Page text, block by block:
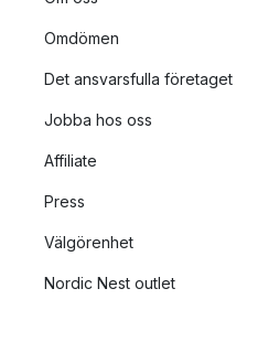
Omdömen
Det ansvarsfulla företaget
Jobba hos oss
Affiliate
Press
Välgörenhet
Nordic Nest outlet